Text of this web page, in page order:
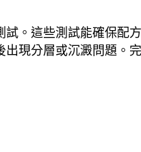
。這些測試能確保配
現分層或沉澱問題。